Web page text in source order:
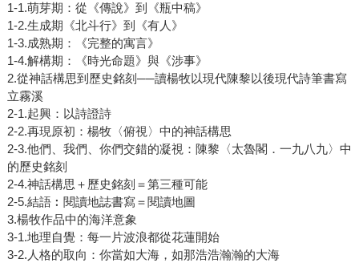
1-1.萌芽期：從《傳說》到《瓶中稿》
1-2.生成期《北斗行》到《有人》
1-3.成熟期：《完整的寓言》
1-4.解構期：《時光命題》與《涉事》
2.從神話構思到歷史銘刻──讀楊牧以現代陳黎以後現代詩筆書寫
立霧溪
2-1.起興：以詩證詩
2-2.再現原初：楊牧〈俯視〉中的神話構思
2-3.他們、我們、你們交錯的凝視：陳黎〈太魯閣．一九八九〉中
的歷史銘刻
2-4.神話構思＋歷史銘刻＝第三種可能
2-5.結語︰閱讀地誌書寫＝閱讀地圖
3.楊牧作品中的海洋意象
3-1.地理自覺：每一片波浪都從花蓮開始
3-2.人格的取向：你當如大海，如那浩浩瀚瀚的大海